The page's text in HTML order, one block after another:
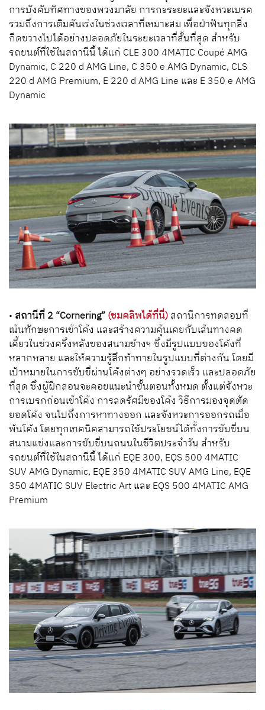
การบังคับทิศทางของพวงมาลัย การกะระยะและจังหวะเบรค
รวมถึงการเติมคันเร่งในช่วงเวลาที่เหมาะสม เพื่อฝ่าฟันทุกสิ่ง
กีดขวางไปได้อย่างปลอดภัยในระยะเวลาที่สั้นที่สุด สำหรับ
รถยนต์ที่ใช้ในสถานีนี้ ได้แก่ CLE 300 4MATIC Coupé AMG
Dynamic, C 220 d AMG Line, C 350 e AMG Dynamic, CLS
220 d AMG Premium, E 220 d AMG Line และ E 350 e AMG
Dynamic
• สถานีที่2 “Cornering”(ชมคลิพได้ที่นี่)สถานีการทดสอบที่
เน้นทักษะการเข้าโค้ง และสร้างความคุ้นเคยกับเส้นทางคด
เคี้ยวในช่วงครึ่งหลังของสนามช้างฯ ซึ่งมีรูปแบบของโค้งที่
หลากหลาย และให้ความรู้สึกท้าทายในรูปแบบที่ต่างกัน โดยมี
เป้าหมายในการขับขี่ผ่านโค้งต่างๆ อย่างรวดเร็ว และปลอดภัย
ที่สุด ซึ่งผู้ฝีกสอนจะคอยแนะนำขั้นตอนทั้งหมด ตั้งแต่จังหวะ
การเบรกก่อนเข้าโค้ง การลดรัศมีของโค้ง วิธีการมองจุดตัด
ยอดโค้ง จนไปถึงการหาทางออก และจังหวะการออกรถเมื่อ
พ้นโค้ง โดยทุกเทคนิคสามารถใช้ประโยชน์ได้ทั้งการขับขี่บน
สนามแข่งและการขับขี่บนถนนในชีวิตประจำวัน สำหรับ
รถยนต์ที่ใช้ในสถานีนี้ ได้แก่ EQE 300, EQS 500 4MATIC
SUV AMG Dynamic, EQE 350 4MATIC SUV AMG Line, EQE
350 4MATIC SUV Electric Artและ EQS 500 4MATIC AMG
Premium